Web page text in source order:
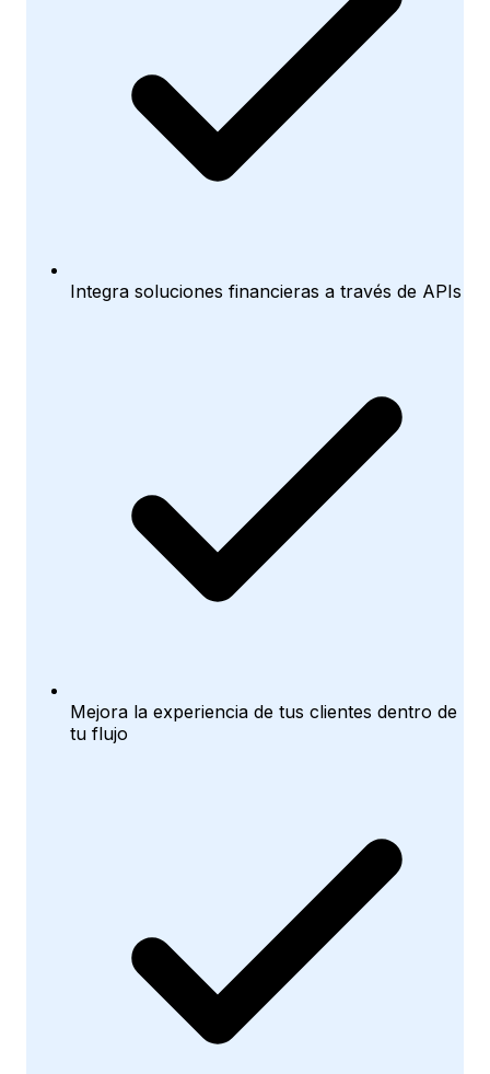
Integra soluciones financieras a través de APIs
Mejora la experiencia de tus clientes dentro de
tu flujo